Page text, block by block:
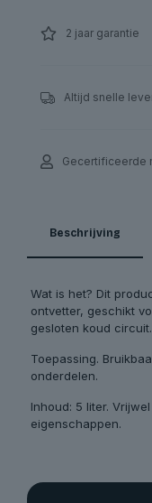
2 jaar garantie
Altijd snelle
Gecertificeerde
Beschrijving
Wat is het? Dit
ontvetter, geschikt
gesloten koud circuit.
Toepassing.
onderdelen.
Inhoud: 5 liter.
eigenschappen.